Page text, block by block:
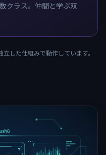
クラス。仲間と学ぶ双
した仕組みで動作しています。